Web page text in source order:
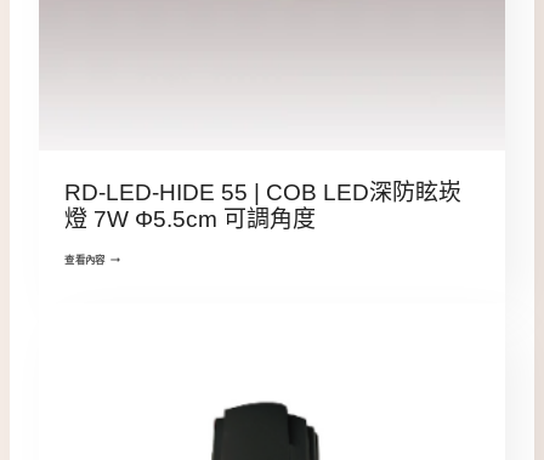
RD-LED-HIDE 55 | COB LED深防眩崁
燈 7W Φ5.5cm 可調角度
查看內容